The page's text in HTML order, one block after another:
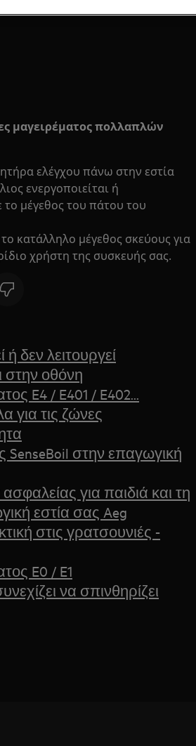
μαγειρέματος πολλαπλών
ελέγχου πάνω στην εστία
ενεργοποιείται ή
το μέγεθος του πάτου του
κατάλληλο μέγεθος σκεύους για
χρήστη της συσκευής σας.
δεν λειτουργεί
στην οθόνη
E4 / E401 / E402...
για τις ζώνες
SenseBoil στην επαγωγική
για παιδιά και τη
εστία σας Aeg
στις γρατσουνιές -
E0 / E1
να σπινθηρίζει